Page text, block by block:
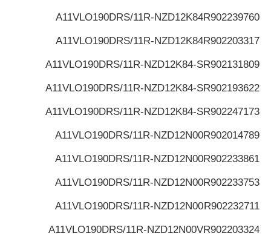
R902239760
A11VLO190DRS/11R-NZD12K84
R902203317
A11VLO190DRS/11R-NZD12K84
R902131809
A11VLO190DRS/11R-NZD12K84-S
R902193622
A11VLO190DRS/11R-NZD12K84-S
R902247173
A11VLO190DRS/11R-NZD12K84-S
R902014789
A11VLO190DRS/11R-NZD12N00
R902233861
A11VLO190DRS/11R-NZD12N00
R902233753
A11VLO190DRS/11R-NZD12N00
R902232711
A11VLO190DRS/11R-NZD12N00
R902203324
A11VLO190DRS/11R-NZD12N00V